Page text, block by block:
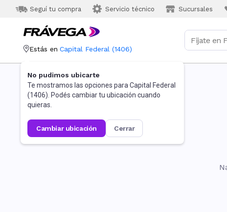
Seguí tu compra Servicio técnico Sucursales
Estás en Capital Federal (1406)
No pudimos ubicarte
Te mostramos las opciones para Capital Federal
(1406). Podés cambiar tu ubicación cuando
quieras.
cambiar ubicación cerrar